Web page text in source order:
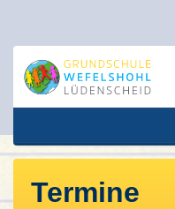
Termine